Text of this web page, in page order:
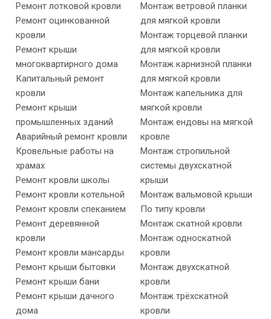
Ремонт лотковой кровли
Ремонт оцинкованной
кровли
Ремонт крыши
многоквартирного дома
Капитальный ремонт
кровли
Ремонт крыши
промышленных зданий
Аварийный ремонт кровли
Кровельные работы на
храмах
Ремонт кровли школы
Ремонт кровли котельной
Ремонт кровли спеканием
Ремонт деревянной
кровли
Ремонт кровли мансарды
Ремонт крыши бытовки
Ремонт крыши бани
Ремонт крыши дачного
дома
Монтаж ветровой планки
для мягкой кровли
Монтаж торцевой планки
для мягкой кровли
Монтаж карнизной планки
для мягкой кровли
Монтаж капельника для
мягкой кровли
Монтаж ендовы на мягкой
кровле
Монтаж стропильной
системы двухскатной
крыши
Монтаж вальмовой крыши
По типу кровли
Монтаж скатной кровли
Монтаж односкатной
кровли
Монтаж двухскатной
кровли
Монтаж трёхскатной
кровли